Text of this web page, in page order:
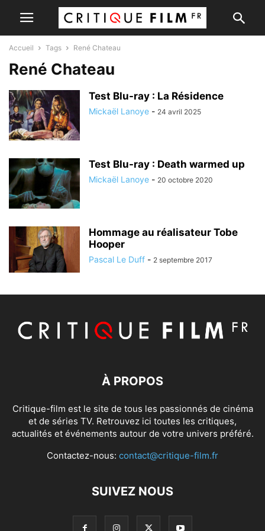
Accueil Tags René Chateau
René Chateau
Test Blu-ray : La Résidence
Mickaël Lanoye - 24 avril 2025
Test Blu-ray : Death warmed up
Mickaël Lanoye - 20 octobre 2020
Hommage au réalisateur Tobe
Hooper
Pascal Le Duff - 2 septembre 2017
À PROPOS
Critique-film est le site de tous les passionnés de cinéma
et de séries TV. Retrouvez ici toutes les critiques,
actualités et événements autour de votre univers préféré.
Contactez-nous: contact@critique-film.fr
SUIVEZ NOUS